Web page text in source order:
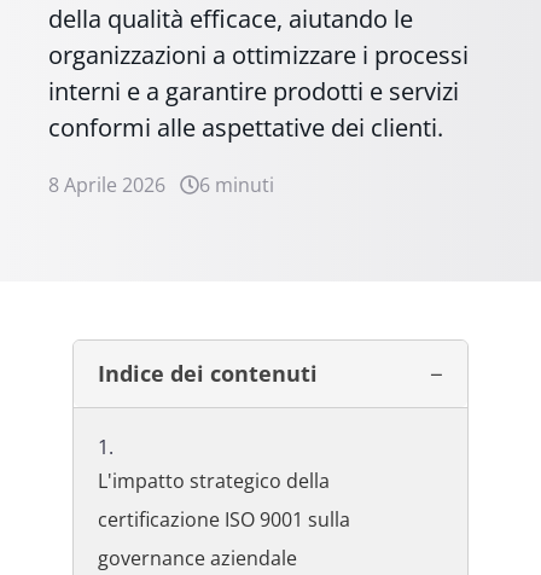
della qualità efficace, aiutando le
organizzazioni a ottimizzare i processi
interni e a garantire prodotti e servizi
conformi alle aspettative dei clienti.
8 Aprile 2026 6 minuti
Indice dei contenuti
L'impatto strategico della
certificazione ISO 9001 sulla
governance aziendale